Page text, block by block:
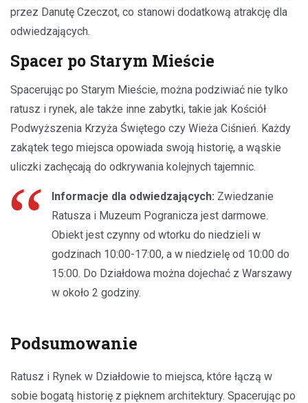
przez Danutę Czeczot, co stanowi dodatkową atrakcję dla
odwiedzających.
Spacer po Starym Mieście
Spacerując po Starym Mieście, można podziwiać nie tylko
ratusz i rynek, ale także inne zabytki, takie jak Kościół
Podwyższenia Krzyża Świętego czy Wieża Ciśnień. Każdy
zakątek tego miejsca opowiada swoją historię, a wąskie
uliczki zachęcają do odkrywania kolejnych tajemnic.
Informacje dla odwiedzających: Zwiedzanie
Ratusza i Muzeum Pogranicza jest darmowe.
Obiekt jest czynny od wtorku do niedzieli w
godzinach 10:00-17:00, a w niedzielę od 10:00 do
15:00. Do Działdowa można dojechać z Warszawy
w około 2 godziny.
Podsumowanie
Ratusz i Rynek w Działdowie to miejsca, które łączą w
sobie bogatą historię z pięknem architektury. Spacerując po